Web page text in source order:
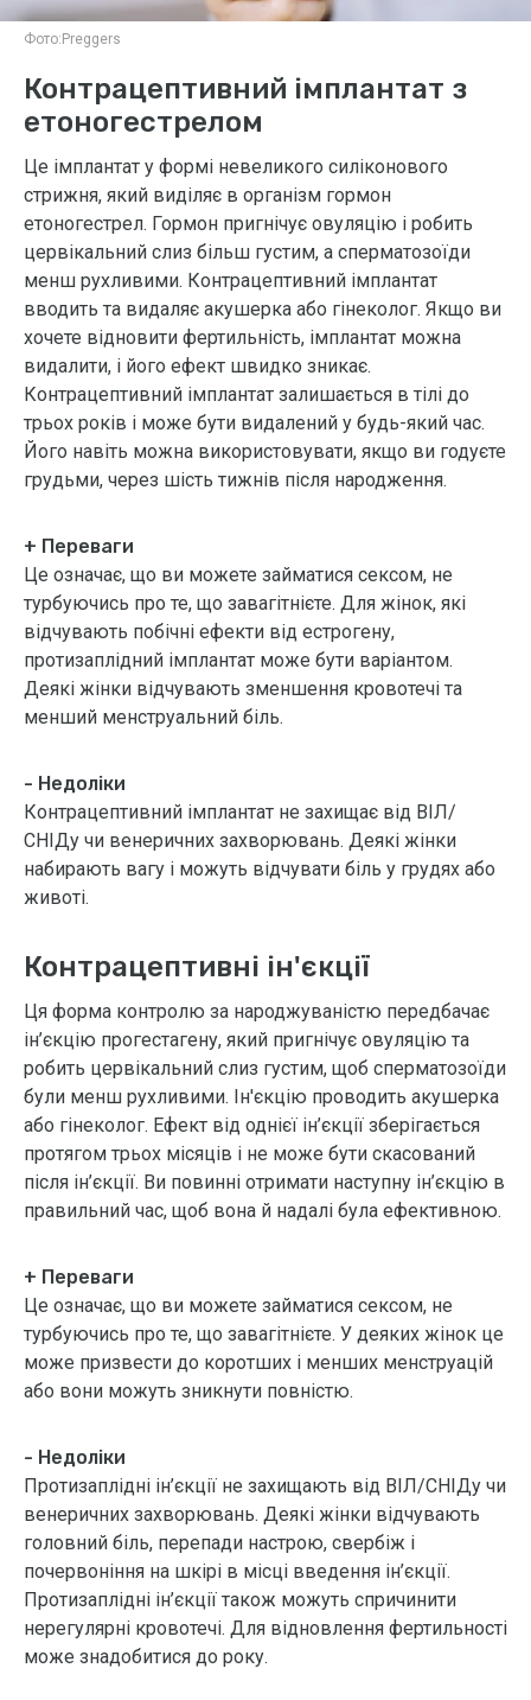
Фото: Preggers
Контрацептивний імплантат з
етоногестрелом
Це імплантат у формі невеликого силіконового
стрижня, який виділяє в організм гормон
етоногестрел. Гормон пригнічує овуляцію і робить
цервікальний слиз більш густим, а сперматозоїди
менш рухливими. Контрацептивний імплантат
вводить та видаляє акушерка або гінеколог. Якщо ви
хочете відновити фертильність, імплантат можна
видалити, і його ефект швидко зникає.
Контрацептивний імплантат залишається в тілі до
трьох років і може бути видалений у будь-який час.
Його навіть можна використовувати, якщо ви годуєте
грудьми, через шість тижнів після народження.
+ Переваги
Це означає, що ви можете займатися сексом, не
турбуючись про те, що завагітнієте. Для жінок, які
відчувають побічні ефекти від естрогену,
протизаплідний імплантат може бути варіантом.
Деякі жінки відчувають зменшення кровотечі та
менший менструальний біль.
- Недоліки
Контрацептивний імплантат не захищає від ВІЛ/
СНІДу чи венеричних захворювань. Деякі жінки
набирають вагу і можуть відчувати біль у грудях або
животі.
Контрацептивні ін'єкції
Ця форма контролю за народжуваністю передбачає
ін’єкцію прогестагену, який пригнічує овуляцію та
робить цервікальний слиз густим, щоб сперматозоїди
були менш рухливими. Ін'єкцію проводить акушерка
або гінеколог. Ефект від однієї ін’єкції зберігається
протягом трьох місяців і не може бути скасований
після ін’єкції. Ви повинні отримати наступну ін’єкцію в
правильний час, щоб вона й надалі була ефективною.
+ Переваги
Це означає, що ви можете займатися сексом, не
турбуючись про те, що завагітнієте. У деяких жінок це
може призвести до коротших і менших менструацій
або вони можуть зникнути повністю.
- Недоліки
Протизаплідні ін’єкції не захищають від ВІЛ/СНІДу чи
венеричних захворювань. Деякі жінки відчувають
головний біль, перепади настрою, свербіж і
почервоніння на шкірі в місці введення ін’єкції.
Протизаплідні ін’єкції також можуть спричинити
нерегулярні кровотечі. Для відновлення фертильності
може знадобитися до року.